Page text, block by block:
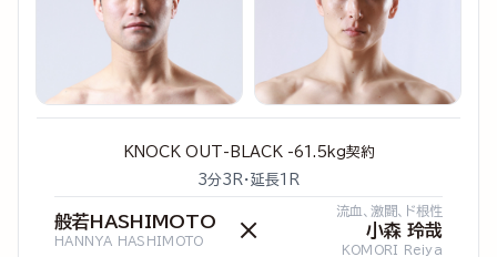
KNOCK OUT-BLACK -61.5kg契約
3分3R・延長1R
般若HASHIMOTO
HANNYA HASHIMOTO ×
流血、激闘、ド根性
小森 玲哉
KOMORI Reiya